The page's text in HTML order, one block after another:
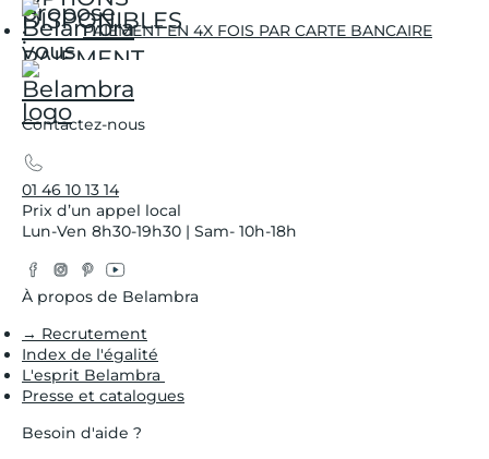
PAIEMENT EN 4X FOIS PAR CARTE BANCAIRE
Contactez-nous
01 46 10 13 14
Prix d’un appel local
Lun-Ven 8h30-19h30 | Sam- 10h-18h
Facebook
Instagram
Pinterest
YouTube
À propos de Belambra
→ Recrutement
Index de l'égalité
L'esprit Belambra
Presse et catalogues
Besoin d'aide ?